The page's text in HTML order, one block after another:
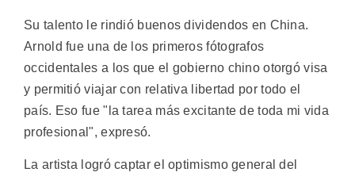
Su talento le rindió buenos dividendos en China.
Arnold fue una de los primeros fótografos
occidentales a los que el gobierno chino otorgó visa
y permitió viajar con relativa libertad por todo el
país. Eso fue "la tarea más excitante de toda mi vida
profesional", expresó.
La artista logró captar el optimismo general del